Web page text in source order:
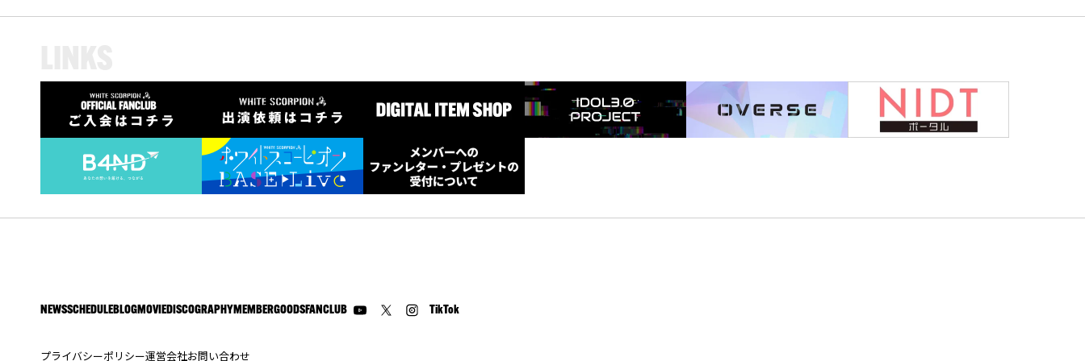
NEWSSCHEDULE BLOGMOVIE DISCOGRAPHY MEMBERGOODS FANCLUB TikTok
プライバシーポリシー運営会社お問い合わせ